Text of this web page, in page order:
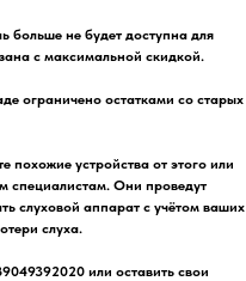
больше не будет доступна для
с максимальной скидкой.
ограничено остатками со старых
похожие устройства от этого или
специалистам. Они проведут
слуховой аппарат с учётом ваших
слуха.
или оставить свои